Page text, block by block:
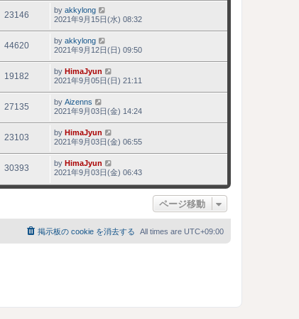
23146 by akkylong
2021年9月15日(水) 08:32
44620 by akkylong
2021年9月12日(日) 09:50
19182 by HimaJyun
2021年9月05日(日) 21:11
27135 by Aizenns
2021年9月03日(金) 14:24
23103 by HimaJyun
2021年9月03日(金) 06:55
30393 by HimaJyun
2021年9月03日(金) 06:43
ページ移動
All times are UTC+09:00
掲示板の cookie を消去する